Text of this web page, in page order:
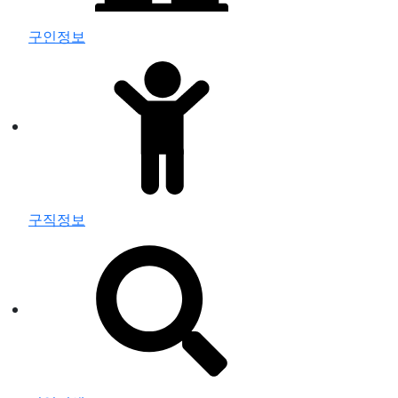
구인정보
구직정보